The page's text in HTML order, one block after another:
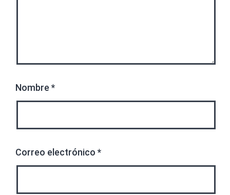
Nombre *
Correo electrónico *